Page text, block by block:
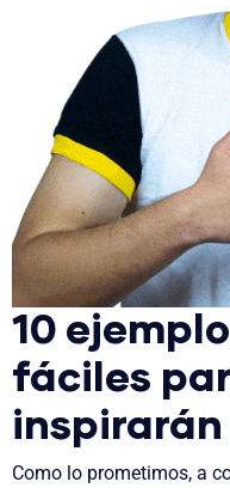
10
fáciles
inspirarán
Como lo prometimos, a